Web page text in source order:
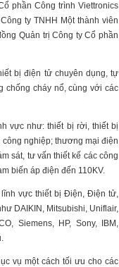
phần Công trình Viettronics
ty TNHH Một thành viên
Quản trị Công ty Cổ phần
bị điện tử chuyên dụng, tự
chống cháy nổ, cùng với các
vực như: thiết bị rời, thiết bị
nghiệp; thương mại điện
sát, tư vấn thiết kế các công
biến áp điện đến 110KV.
lĩnh vực thiết bị Điện, Điện tử,
DAIKIN, Mitsubishi, Uniflair,
Siemens, HP, Sony, IBM,
vụ một cách tối ưu cho các